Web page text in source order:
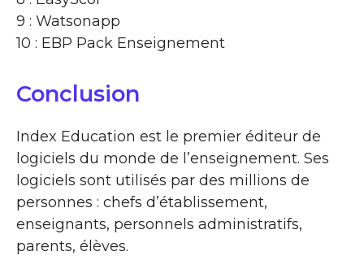
9 : Watsonapp
10 : EBP Pack Enseignement
Conclusion
Index Education est le premier éditeur de
logiciels du monde de l’enseignement. Ses
logiciels sont utilisés par des millions de
personnes : chefs d’établissement,
enseignants, personnels administratifs,
parents, élèves.